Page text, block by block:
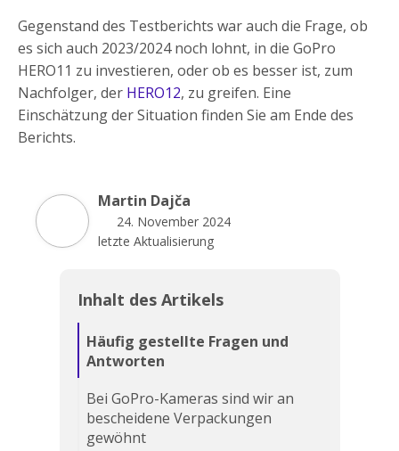
Gegenstand des Testberichts war auch die Frage, ob
es sich auch 2023/2024 noch lohnt, in die GoPro
HERO11 zu investieren, oder ob es besser ist, zum
Nachfolger, der HERO12, zu greifen. Eine
Einschätzung der Situation finden Sie am Ende des
Berichts.
Martin Dajča
24. November 2024
letzte Aktualisierung
Inhalt des Artikels
Häufig gestellte Fragen und
Antworten
Bei GoPro-Kameras sind wir an
bescheidene Verpackungen
gewöhnt